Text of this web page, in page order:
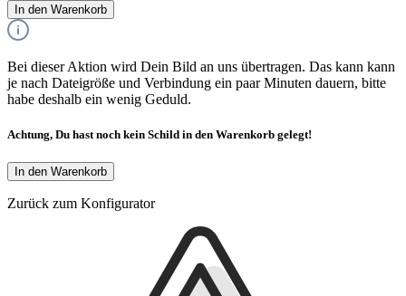
In den Warenkorb
Bei dieser Aktion wird Dein Bild an uns übertragen. Das kann kann
je nach Dateigröße und Verbindung ein paar Minuten dauern, bitte
habe deshalb ein wenig Geduld.
Achtung, Du hast noch kein Schild in den Warenkorb gelegt!
In den Warenkorb
Zurück zum Konfigurator